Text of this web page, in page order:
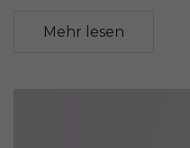
Mehr lesen